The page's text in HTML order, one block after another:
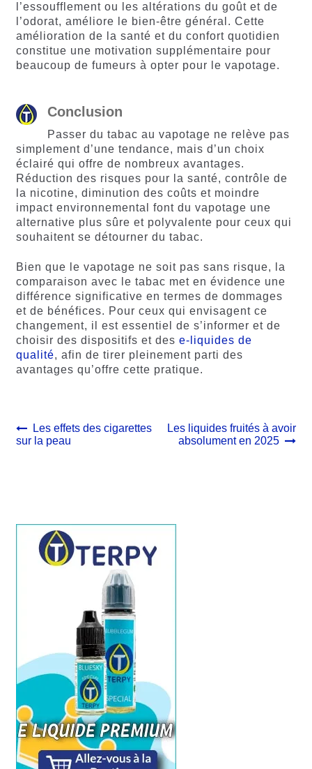
l’essoufflement ou les altérations du goût et de
l’odorat, améliore le bien-être général. Cette
amélioration de la santé et du confort quotidien
constitue une motivation supplémentaire pour
beaucoup de fumeurs à opter pour le vapotage.
Conclusion
Passer du tabac au vapotage ne relève pas
simplement d’une tendance, mais d’un choix
éclairé qui offre de nombreux avantages.
Réduction des risques pour la santé, contrôle de
la nicotine, diminution des coûts et moindre
impact environnemental font du vapotage une
alternative plus sûre et polyvalente pour ceux qui
souhaitent se détourner du tabac.
Bien que le vapotage ne soit pas sans risque, la
comparaison avec le tabac met en évidence une
différence significative en termes de dommages
et de bénéfices. Pour ceux qui envisagent ce
changement, il est essentiel de s’informer et de
choisir des dispositifs et des e-liquides de
qualité, afin de tirer pleinement parti des
avantages qu’offre cette pratique.
Navigation
de
Article
précédent :
Les effets des cigarettes
sur la peau
Article
suivant :
Les liquides fruités à avoir
absolument en 2025